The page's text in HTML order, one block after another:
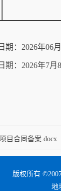
期：2026年06月
期：2026年7月
目合同备案.docx
版权所有
地